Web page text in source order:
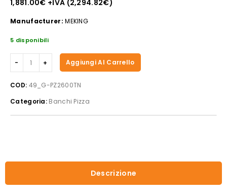
1,881.00€ +IVA (2,294.82€)
Manufacturer: MEKING
5 disponibili
Forcar
-
Banco
refrigerato
ventilato
Aggiungi Al Carrello
COD: 49_G-PZ2600TN
Categoria: Banchi Pizza
Descrizione